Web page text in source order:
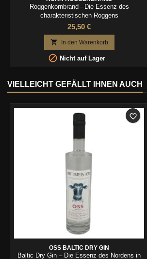
Roggenkornbrand - Die Essenz des
charakteristischen Roggens
25,50 €
 In den Warenkorb
 Nicht auf Lager
VIELLEICHT GEFÄLLT IHNEN AUCH
OSS BALTIC DRY GIN
Baltic Dry Gin – Die Essenz des Nordens in
favorite_border